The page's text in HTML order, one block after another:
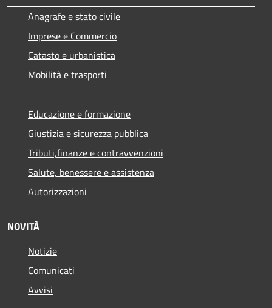
Anagrafe e stato civile
Imprese e Commercio
Catasto e urbanistica
Mobilità e trasporti
Educazione e formazione
Giustizia e sicurezza pubblica
Tributi,finanze e contravvenzioni
Salute, benessere e assistenza
Autorizzazioni
NOVITÀ
Notizie
Comunicati
Avvisi